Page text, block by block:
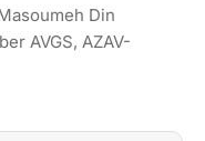
Din
AVGS, AZAV-